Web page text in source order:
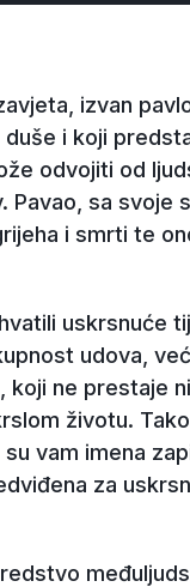
izvan
i koji
odvojiti od
Pavao, sa
i smrti te
uskrsnuće
udova,
koji ne prestaje
životu.
vam imena
za